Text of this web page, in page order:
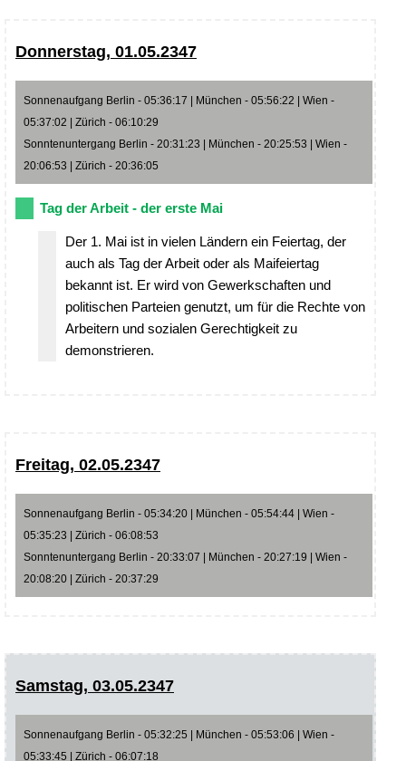
Donnerstag, 01.05.2347
Sonnenaufgang Berlin - 05:36:17 | München - 05:56:22 | Wien -
05:37:02 | Zürich - 06:10:29
Sonntenuntergang Berlin - 20:31:23 | München - 20:25:53 | Wien -
20:06:53 | Zürich - 20:36:05
Tag der Arbeit - der erste Mai
Der 1. Mai ist in vielen Ländern ein Feiertag, der
auch als Tag der Arbeit oder als Maifeiertag
bekannt ist. Er wird von Gewerkschaften und
politischen Parteien genutzt, um für die Rechte von
Arbeitern und sozialen Gerechtigkeit zu
demonstrieren.
Freitag, 02.05.2347
Sonnenaufgang Berlin - 05:34:20 | München - 05:54:44 | Wien -
05:35:23 | Zürich - 06:08:53
Sonntenuntergang Berlin - 20:33:07 | München - 20:27:19 | Wien -
20:08:20 | Zürich - 20:37:29
Samstag, 03.05.2347
Sonnenaufgang Berlin - 05:32:25 | München - 05:53:06 | Wien -
05:33:45 | Zürich - 06:07:18